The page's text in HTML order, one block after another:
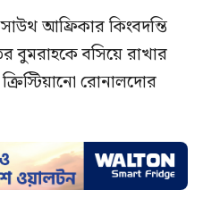
আফ্রিকার কিংবদন্তি
বুমরাহকে বসিয়ে রাখার
ক্রিস্টিয়ানো রোনালদোর